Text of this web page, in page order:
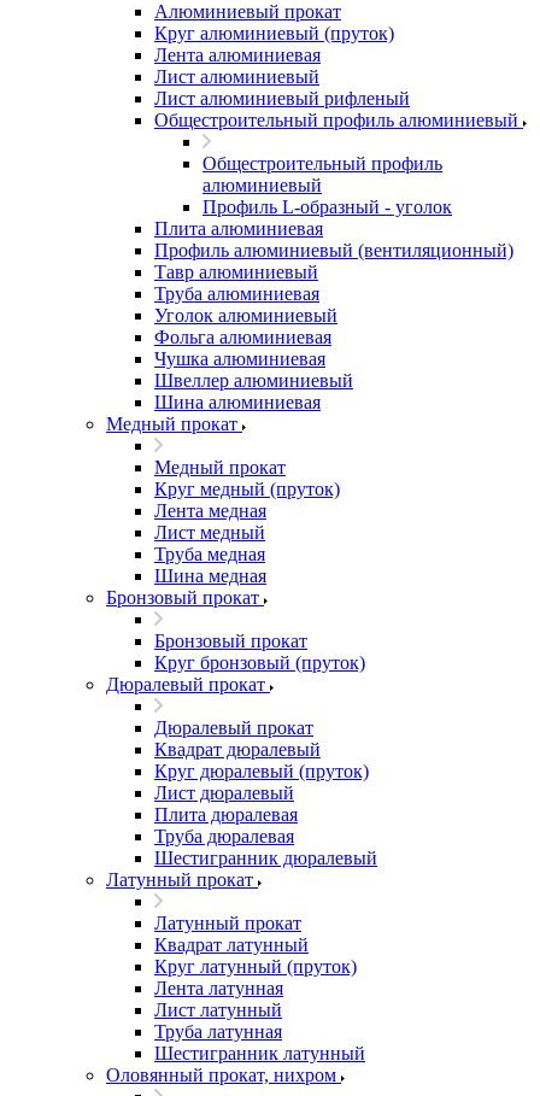
Алюминиевый прокат
Круг алюминиевый (пруток)
Лента алюминиевая
Лист алюминиевый
Лист алюминиевый рифленый
Общестроительный профиль алюминиевый
Общестроительный профиль
алюминиевый
Профиль L-образный - уголок
Плита алюминиевая
Профиль алюминиевый (вентиляционный)
Тавр алюминиевый
Труба алюминиевая
Уголок алюминиевый
Фольга алюминиевая
Чушка алюминиевая
Швеллер алюминиевый
Шина алюминиевая
Медный прокат
Медный прокат
Круг медный (пруток)
Лента медная
Лист медный
Труба медная
Шина медная
Бронзовый прокат
Бронзовый прокат
Круг бронзовый (пруток)
Дюралевый прокат
Дюралевый прокат
Квадрат дюралевый
Круг дюралевый (пруток)
Лист дюралевый
Плита дюралевая
Труба дюралевая
Шестигранник дюралевый
Латунный прокат
Латунный прокат
Квадрат латунный
Круг латунный (пруток)
Лента латунная
Лист латунный
Труба латунная
Шестигранник латунный
Оловянный прокат, нихром